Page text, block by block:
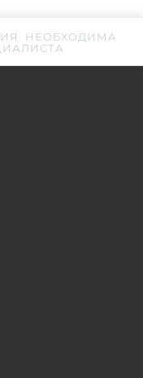
НЕОБХОДИМА